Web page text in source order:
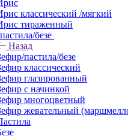
классический /мягкий
тираженный
безе
Назад
пастила/безе
классический
глазированный
с начинкой
многоцветный
жевательный